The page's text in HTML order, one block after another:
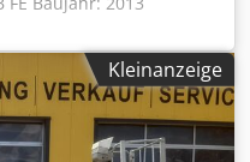
nach ECE R 048,
Rahmen RAL 5002
Bei den
es sich um
noch in Benutzung.
Daten
14,50 m Seitliche
540 ° Korbdrehung:
Länge: 6,35 m Breite: 2,15
Arbeitskorb: 1,40 m x
Abstützung: A-Stützen
Kleinanzeige